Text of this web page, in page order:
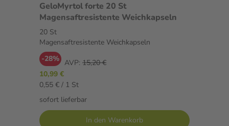
GeloMyrtol forte 20 St
Magensaftresistente Weichkapseln
20 St
Magensaftresistente Weichkapseln
-28% AVP: 15,20 €
10,99 €
0,55 € / 1 St
sofort lieferbar
In den Warenkorb